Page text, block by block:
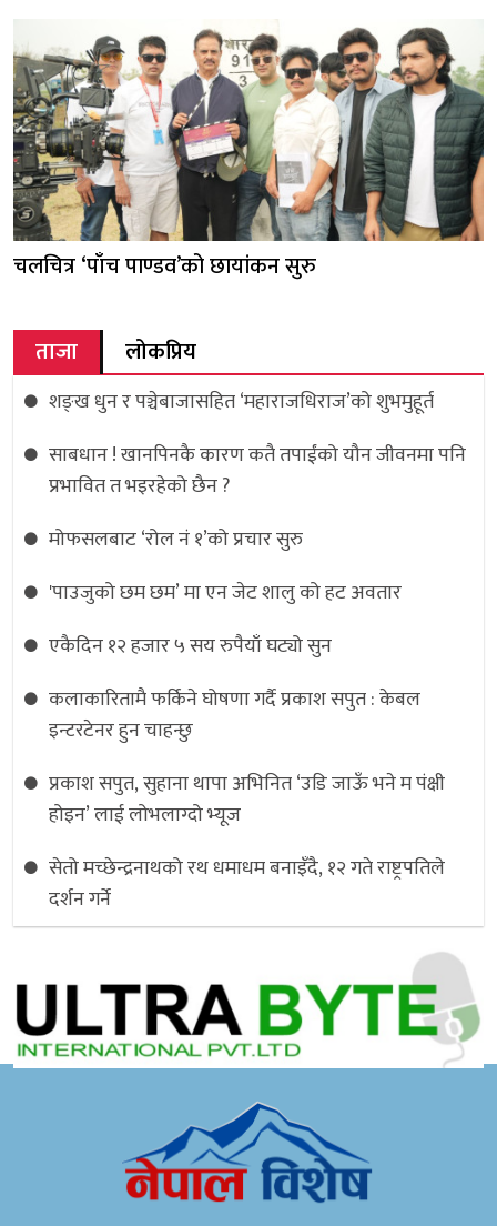
चलचित्र ‘पाँच पाण्डव’को छायांकन सुरु
ताजा लोकप्रिय
शङ्ख धुन र पञ्चेबाजासहित ‘महाराजधिराज’को शुभमुहूर्त
साबधान ! खानपिनकै कारण कतै तपाईंको यौन जीवनमा पनि
प्रभावित त भइरहेको छैन ?
मोफसलबाट ‘रोल नं १’को प्रचार सुरु
'पाउजुको छम छम’ मा एन जेट शालु को हट अवतार
एकैदिन १२ हजार ५ सय रुपैयाँ घट्यो सुन
कलाकारितामै फर्किने घोषणा गर्दै प्रकाश सपुत : केबल
इन्टरटेनर हुन चाहन्छु
प्रकाश सपुत, सुहाना थापा अभिनित ‘उडि जाऊँ भने म पंक्षी
होइन’ लाई लोभलाग्दो भ्यूज
सेतो मच्छेन्द्रनाथको रथ धमाधम बनाइँदै, १२ गते राष्ट्रपतिले
दर्शन गर्ने